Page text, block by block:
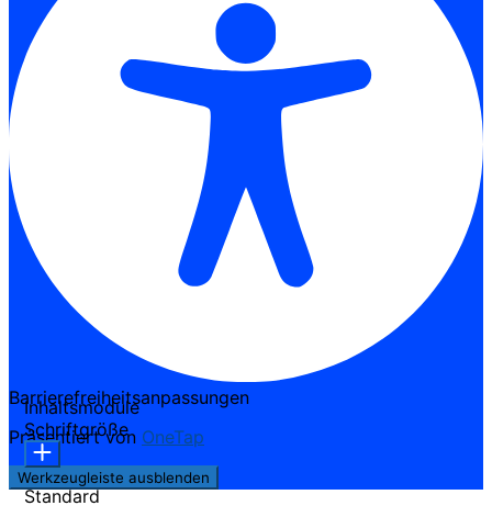
Barrierefreiheitsanpassungen
Präsentiert von OneTap
Werkzeugleiste ausblenden
Inhaltsmodule
Schriftgröße
Standard